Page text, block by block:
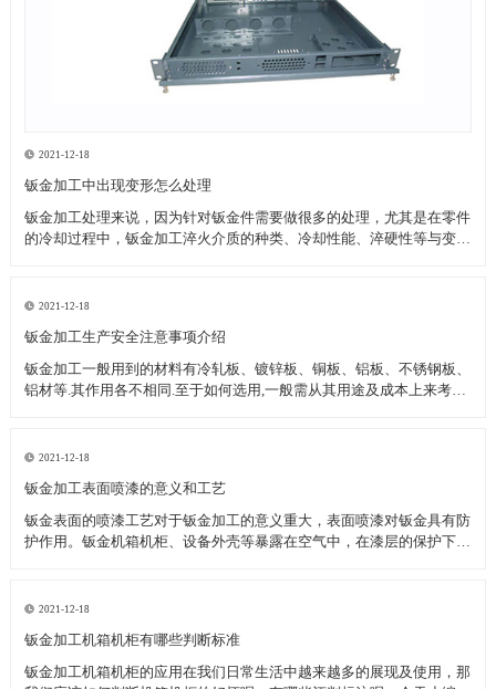
2021-12-18
钣金加工中出现变形怎么处理
钣金加工处理来说，因为针对钣金件需要做很多的处理，尤其是在零件
的冷却过程中，钣金加工淬火介质的种类、冷却性能、淬硬性等与变形
越小。在静止状态下，变形较小。
2021-12-18
钣金加工生产安全注意事项介绍
钣金加工一般用到的材料有冷轧板、镀锌板、铜板、铝板、不锈钢板、
铝材等.其作用各不相同.至于如何选用,一般需从其用途及成本上来考
是铸造件,锻压件,机械加工零件等
2021-12-18
钣金加工表面喷漆的意义和工艺
钣金表面的喷漆工艺对于钣金加工的意义重大，表面喷漆对钣金具有防
护作用。钣金机箱机柜、设备外壳等暴露在空气中，在漆层的保护下不
层。下面小编就说说每一步的特点
2021-12-18
钣金加工机箱机柜有哪些判断标准
钣金加工机箱机柜的应用在我们日常生活中越来越多的展现及使用，那